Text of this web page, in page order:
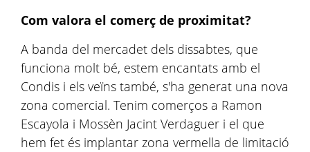
Com valora el comerç de proximitat?
A banda del mercadet dels dissabtes, que
funciona molt bé, estem encantats amb el
Condis i els veïns també, s'ha generat una nova
zona comercial. Tenim comerços a Ramon
Escayola i Mossèn Jacint Verdaguer i el que
hem fet és implantar zona vermella de limitació